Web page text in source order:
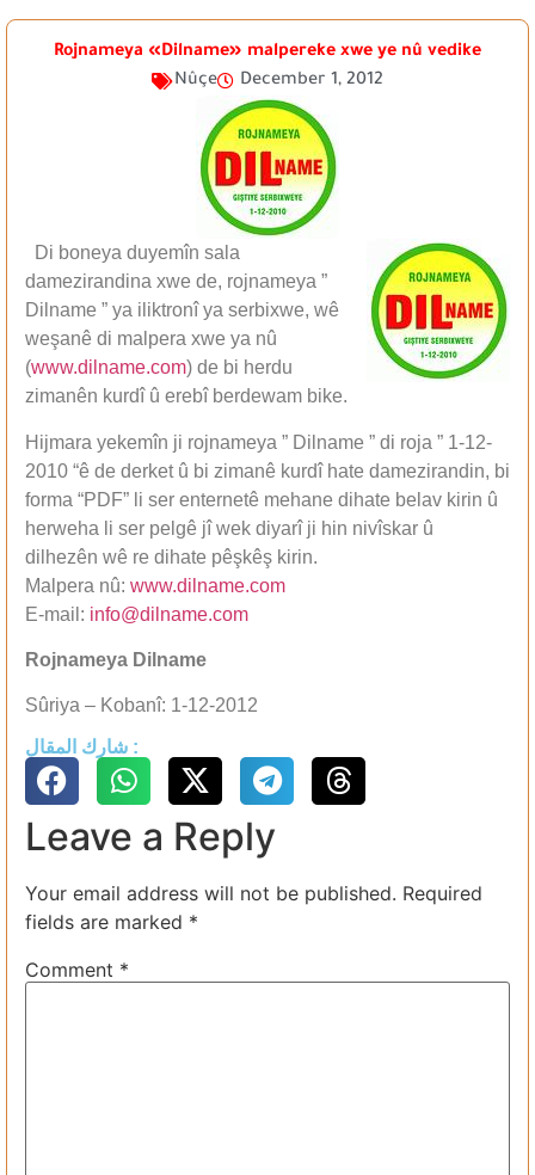
Rojnameya «Dilname» malpereke xwe ye nû vedike
Nûçe
December 1, 2012
Di boneya duyemîn sala
damezirandina xwe de, rojnameya ”
Dilname ” ya iliktronî ya serbixwe, wê
weşanê di malpera xwe ya nû
(www.dilname.com) de bi herdu
zimanên kurdî û erebî berdewam bike.
Hijmara yekemîn ji rojnameya ” Dilname ” di roja ” 1-12-
2010 “ê de derket û bi zimanê kurdî hate damezirandin, bi
forma “PDF” li ser enternetê mehane dihate belav kirin û
herweha li ser pelgê jî wek diyarî ji hin nivîskar û
dilhezên wê re dihate pêşkêş kirin.
Malpera nû: www.dilname.com
E-mail: info@dilname.com
Rojnameya Dilname
Sûriya – Kobanî: 1-12-2012
شارك المقال :
Leave a Reply
Your email address will not be published. Required
fields are marked *
Comment *